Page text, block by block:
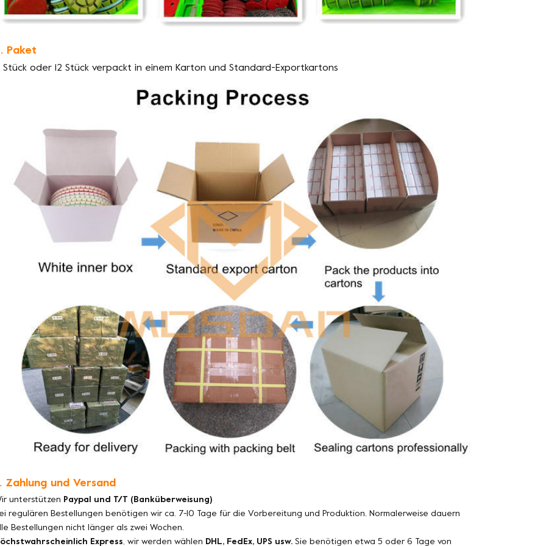
Paket
Stück oder 12 Stück verpackt in einem Karton und Standard-Exportkartons
Zahlung und Versand
unterstützen Paypal und T/T (Banküberweisung)
regulären Bestellungen benötigen wir ca. 7-10 Tage für die Vorbereitung und Produktion. Normalerweise dauern
Bestellungen nicht länger als zwei Wochen.
Express, wir werden wählen DHL, FedEx, UPS usw. Sie benötigen etwa 5 oder 6 Tage von